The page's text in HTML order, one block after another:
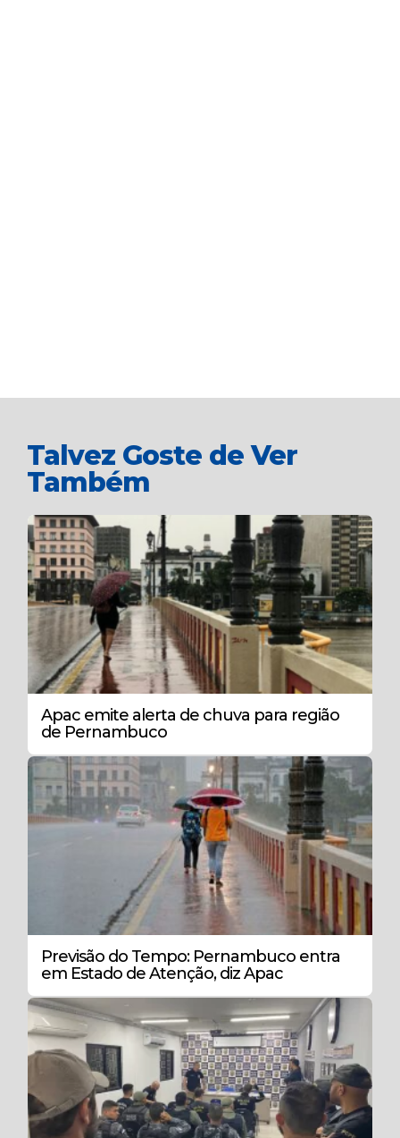
Talvez Goste de Ver
Também
Apac emite alerta de chuva para região
de Pernambuco
Previsão do Tempo: Pernambuco entra
em Estado de Atenção, diz Apac